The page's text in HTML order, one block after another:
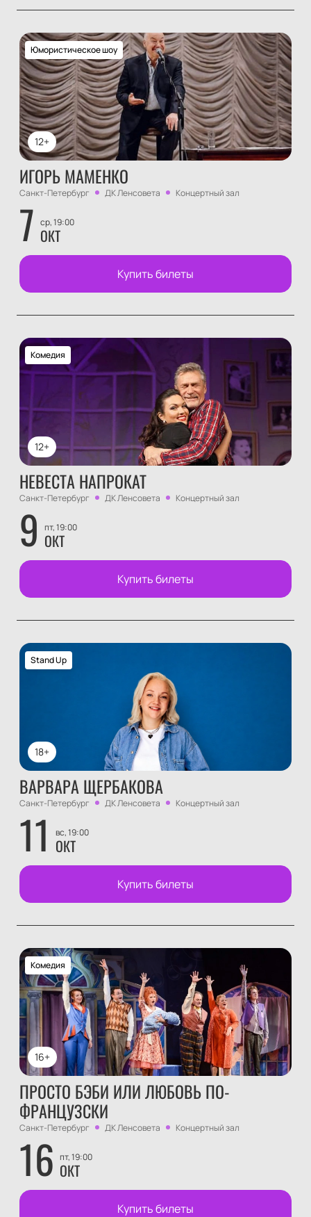
12+
Юмористическое шоу
ИГОРЬ МАМЕНКО
Санкт-Петербург ДК Ленсовета Концертный зал
7 ср, 19:00
ОКТ
Купить билеты
12+
Комедия
НЕВЕСТА НАПРОКАТ
Санкт-Петербург ДК Ленсовета Концертный зал
9 пт, 19:00
ОКТ
Купить билеты
18+
Stand Up
ВАРВАРА ЩЕРБАКОВА
Санкт-Петербург ДК Ленсовета Концертный зал
11 вс, 19:00
ОКТ
Купить билеты
16+
Комедия
ПРОСТО БЭБИ ИЛИ ЛЮБОВЬ ПО-
ФРАНЦУЗСКИ
Санкт-Петербург ДК Ленсовета Концертный зал
16 пт, 19:00
ОКТ
Купить билеты